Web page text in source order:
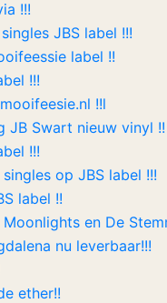
!!!
JBS label !!!
label !!
!!!
!!l
JB Swart nieuw vinyl !!
!!!
op JBS label !!!
label !!
en De
nu leverbaar!!!
ether!!